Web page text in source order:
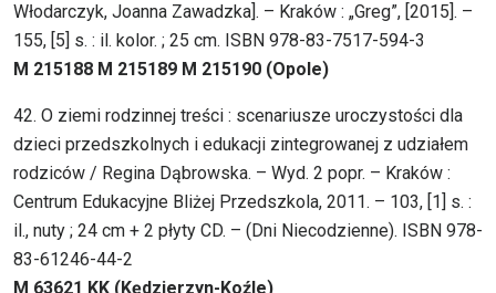
Włodarczyk, Joanna Zawadzka]. – Kraków : „Greg”, [2015]. –
155, [5] s. : il. kolor. ; 25 cm. ISBN 978-83-7517-594-3
M 215188 M 215189 M 215190 (Opole)
42. O ziemi rodzinnej treści : scenariusze uroczystości dla
dzieci przedszkolnych i edukacji zintegrowanej z udziałem
rodziców / Regina Dąbrowska. – Wyd. 2 popr. – Kraków :
Centrum Edukacyjne Bliżej Przedszkola, 2011. – 103, [1] s. :
il., nuty ; 24 cm + 2 płyty CD. – (Dni Niecodzienne). ISBN 978-
83-61246-44-2
M 63621 KK (Kędzierzyn-Koźle)